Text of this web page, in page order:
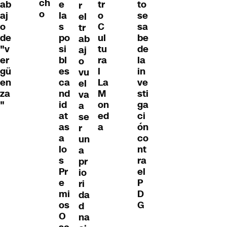
ab
aj
o
de
"v
er
gü
en
za
"
ch
o
e
la
s
po
si
bl
es
ca
nd
id
at
as
a
lo
s
Pr
e
mi
os
O
r
el
tr
ab
aj
o
vu
el
va
a
se
r
un
a
pr
io
ri
da
d
na
tr
o
C
ul
tu
ra
l
La
M
on
ed
a
to
se
sa
be
de
la
in
ve
sti
ga
ci
ón
co
nt
ra
el
P
D
G